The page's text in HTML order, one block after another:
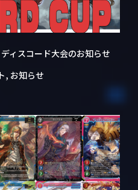
ィスコード大会のお知らせ
, お知らせ